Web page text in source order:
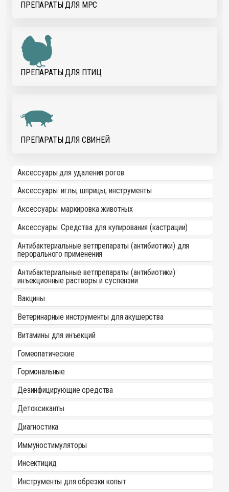
ПРЕПАРАТЫ ДЛЯ МРС
ПРЕПАРАТЫ ДЛЯ ПТИЦ
ПРЕПАРАТЫ ДЛЯ СВИНЕЙ
Аксессуары для удаления рогов
Аксессуары: иглы, шприцы, инструменты
Аксессуары: маркировка животных
Аксессуары: Средства для купирования (кастрации)
Антибактериальные ветпрепараты (антибиотики) для
перорального применения
Антибактериальные ветпрепараты (антибиотики):
инъекционные растворы и суспензии
Вакцины
Ветеринарные инструменты для акушерства
Витамины для инъекций
Гомеопатические
Гормональные
Дезинфицирующие средства
Детоксиканты
Диагностика
Иммуностимуляторы
Инсектицид
Инструменты для обрезки копыт